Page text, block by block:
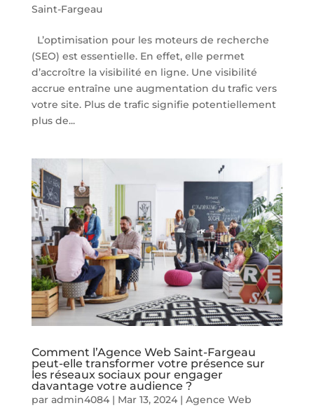
Saint-Fargeau
L’optimisation pour les moteurs de recherche
(SEO) est essentielle. En effet, elle permet
d’accroître la visibilité en ligne. Une visibilité
accrue entraîne une augmentation du trafic vers
votre site. Plus de trafic signifie potentiellement
plus de...
Comment l’Agence Web Saint-Fargeau
peut-elle transformer votre présence sur
les réseaux sociaux pour engager
davantage votre audience ?
par admin4084| Mar 13, 2024| Agence Web